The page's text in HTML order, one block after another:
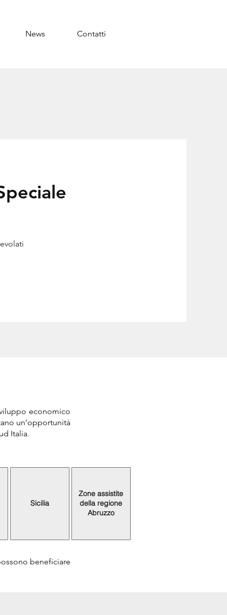
News Contatti
economico
un’opportunità
Italia.
Sicilia
Zone assistite
della regione
Abruzzo
beneficiare